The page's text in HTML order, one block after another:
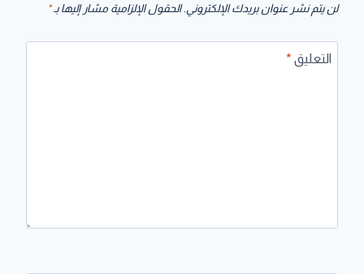
لن يتم نشر عنوان بريدك الإلكتروني. الحقول الإلزامية مشار إليها بـ*
التعليق *